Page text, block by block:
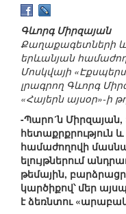
Գևորգ Միրզայան
Քաղաքագետների և
երևանյան
Մոսկվայի
լրագրող Գևորգ
«Հայերն այսօր»-ի
-Պարո´ն Միրզայան,
հետաքրքրություն
համաժողովի
ելույթներում
թեմային,
կարծիքով՝ մեր
է ձեռնտու